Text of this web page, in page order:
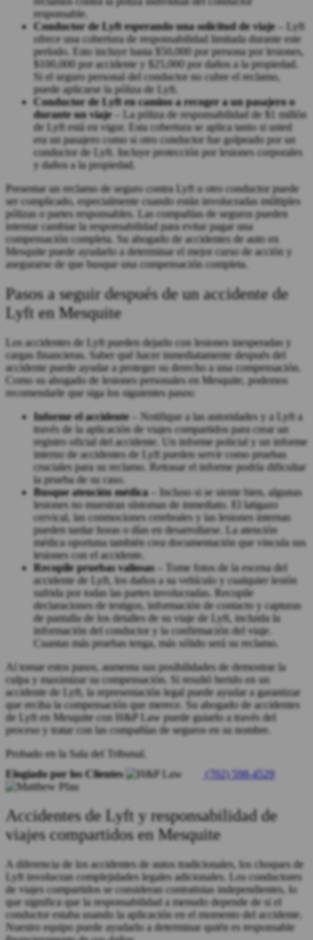
responsable.
Conductor de Lyft esperando una solicitud de viaje
– Lyft
ofrece una cobertura de responsabilidad limitada durante este
período. Esto incluye hasta $50,000 por persona por lesiones,
$100,000 por accidente y $25,000 por daños a la propiedad.
Si el seguro personal del conductor no cubre el reclamo,
puede aplicarse la póliza de Lyft.
Conductor de Lyft en camino a recoger a un pasajero o
durante un viaje
– La póliza de responsabilidad de $1 millón
de Lyft está en vigor. Esta cobertura se aplica tanto si usted
era un pasajero como si otro conductor fue golpeado por un
conductor de Lyft. Incluye protección por lesiones corporales
y daños a la propiedad.
Presentar un reclamo de seguro contra Lyft u otro conductor puede
ser complicado, especialmente cuando están involucradas múltiples
pólizas o partes responsables. Las compañías de seguros pueden
intentar cambiar la responsabilidad para evitar pagar una
compensación completa. Su abogado de accidentes de auto en
Mesquite puede ayudarlo a determinar el mejor curso de acción y
asegurarse de que busque una compensación completa.
Pasos a seguir después de un accidente de
Lyft en Mesquite
Los accidentes de Lyft pueden dejarlo con lesiones inesperadas y
cargas financieras. Saber qué hacer inmediatamente después del
accidente puede ayudar a proteger su derecho a una compensación.
Como su abogado de lesiones personales en Mesquite, podemos
recomendarle que siga los siguientes pasos:
Informe el accidente
– Notifique a las autoridades y a Lyft a
través de la aplicación de viajes compartidos para crear un
registro oficial del accidente. Un informe policial y un informe
interno de accidentes de Lyft pueden servir como pruebas
cruciales para su reclamo. Retrasar el informe podría dificultar
la prueba de su caso.
Busque atención médica
– Incluso si se siente bien, algunas
lesiones no muestran síntomas de inmediato. El latigazo
cervical, las conmociones cerebrales y las lesiones internas
pueden tardar horas o días en desarrollarse. La atención
médica oportuna también crea documentación que vincula sus
lesiones con el accidente.
Recopile pruebas valiosas– Tome fotos de la escena del
accidente de Lyft, los daños a su vehículo y cualquier lesión
sufrida por todas las partes involucradas. Recopile
declaraciones de testigos, información de contacto y capturas
de pantalla de los detalles de su viaje de Lyft, incluida la
información del conductor y la confirmación del viaje.
Cuantas más pruebas tenga, más sólido será su reclamo.
Al tomar estos pasos, aumenta sus posibilidades de demostrar la
culpa y maximizar su compensación. Si resultó herido en un
accidente de Lyft, la representación legal puede ayudar a garantizar
que reciba la compensación que merece. Su abogado de accidentes
de Lyft en Mesquite con H&P Law puede guiarlo a través del
proceso y tratar con las compañías de seguros en su nombre.
Probado en la Sala del Tribunal.
Elogiado por los Clientes
(702) 598-4529
Accidentes de Lyft y responsabilidad de
viajes compartidos en Mesquite
A diferencia de los accidentes de autos tradicionales, los choques de
Lyft involucran complejidades legales adicionales. Los conductores
de viajes compartidos se consideran contratistas independientes, lo
que significa que la responsabilidad a menudo depende de si el
conductor estaba usando la aplicación en el momento del accidente.
Nuestro equipo puede ayudarlo a determinar quién es responsable